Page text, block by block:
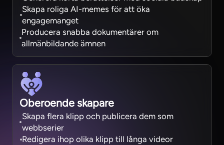
Skapa roliga AI-memes för att öka
engagemanget
Producera snabba dokumentärer om
allmänbildande ämnen
Oberoende skapare
Skapa flera klipp och publicera dem som
webbserier
Redigera ihop olika klipp till långa videor